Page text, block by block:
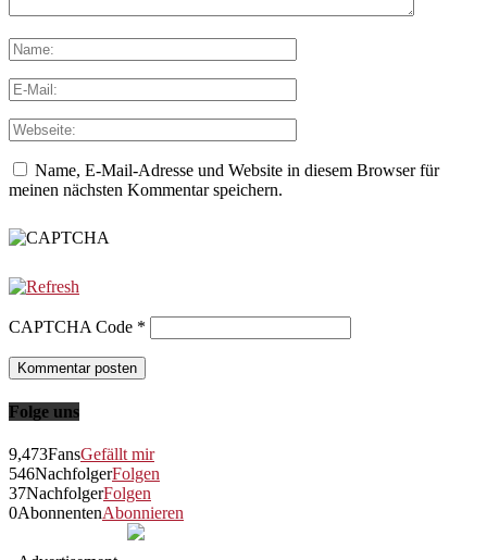
Name, E-Mail-Adresse und Website in diesem Browser für
meinen nächsten Kommentar speichern.
CAPTCHA Code *
Folge uns
9,473FansGefällt mir
546NachfolgerFolgen
37NachfolgerFolgen
0AbonnentenAbonnieren